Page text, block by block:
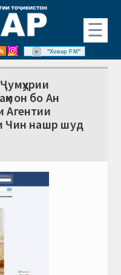
☰
"Ховар FM"
бо Ан
Агентии
Чин нашр шуд